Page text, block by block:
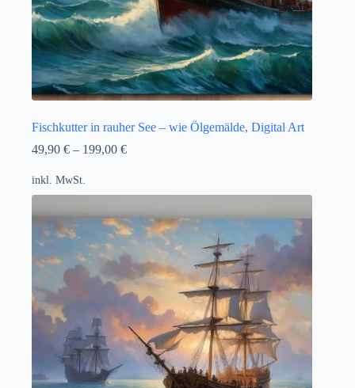
Fischkutter in rauher See – wie Ölgemälde, Digital Art
49,90 € – 199,00 €
inkl. MwSt.